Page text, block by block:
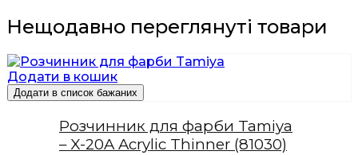
Нещодавно переглянуті товари
Додати в кошик
Додати в список бажаних
Розчинник для фарби Tamiya
– X-20A Acrylic Thinner (81030)